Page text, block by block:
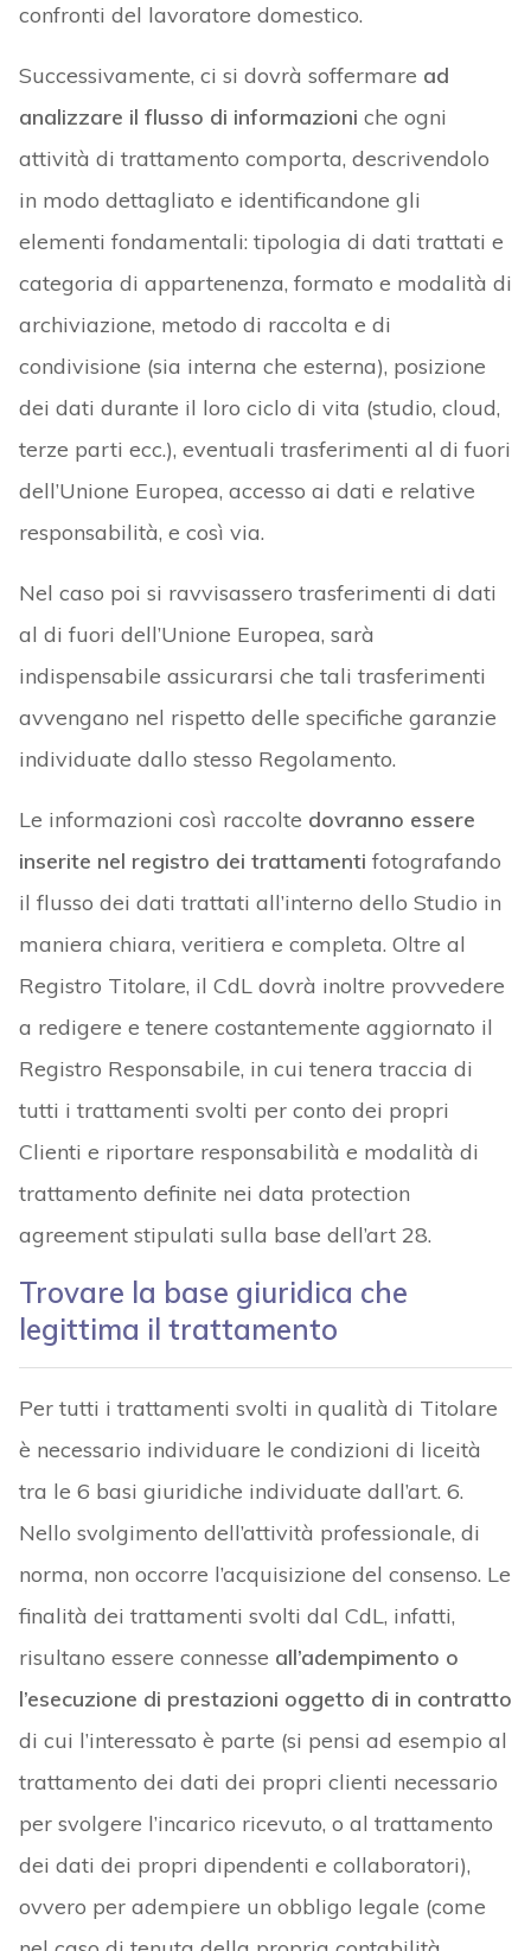
confronti del lavoratore domestico.
Successivamente, ci si dovrà soffermare ad
analizzare il flusso di informazioni che ogni
attività di trattamento comporta, descrivendolo
in modo dettagliato e identificandone gli
elementi fondamentali: tipologia di dati trattati e
categoria di appartenenza, formato e modalità di
archiviazione, metodo di raccolta e di
condivisione (sia interna che esterna), posizione
dei dati durante il loro ciclo di vita (studio, cloud,
terze parti ecc.), eventuali trasferimenti al di fuori
dell’Unione Europea, accesso ai dati e relative
responsabilità, e così via.
Nel caso poi si ravvisassero trasferimenti di dati
al di fuori dell’Unione Europea, sarà
indispensabile assicurarsi che tali trasferimenti
avvengano nel rispetto delle specifiche garanzie
individuate dallo stesso Regolamento.
Le informazioni così raccolte dovranno essere
inserite nel registro dei trattamenti fotografando
il flusso dei dati trattati all’interno dello Studio in
maniera chiara, veritiera e completa. Oltre al
Registro Titolare, il CdL dovrà inoltre provvedere
a redigere e tenere costantemente aggiornato il
Registro Responsabile, in cui tenera traccia di
tutti i trattamenti svolti per conto dei propri
Clienti e riportare responsabilità e modalità di
trattamento definite nei data protection
agreement stipulati sulla base dell’art 28.
Trovare la base giuridica che
legittima il trattamento
Per tutti i trattamenti svolti in qualità di Titolare
è necessario individuare le condizioni di liceità
tra le 6 basi giuridiche individuate dall’art. 6.
Nello svolgimento dell’attività professionale, di
norma, non occorre l’acquisizione del consenso. Le
finalità dei trattamenti svolti dal CdL, infatti,
risultano essere connesse all’adempimento o
l’esecuzione di prestazioni oggetto di in contratto
di cui l’interessato è parte (si pensi ad esempio al
trattamento dei dati dei propri clienti necessario
per svolgere l’incarico ricevuto, o al trattamento
dei dati dei propri dipendenti e collaboratori),
ovvero per adempiere un obbligo legale (come